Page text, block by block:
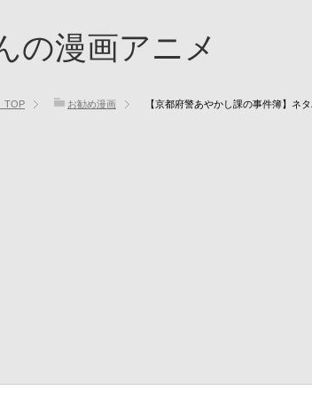
の漫画アニメ
TOP お勧め漫画 【京都府警あやかし課の事件簿】ネ